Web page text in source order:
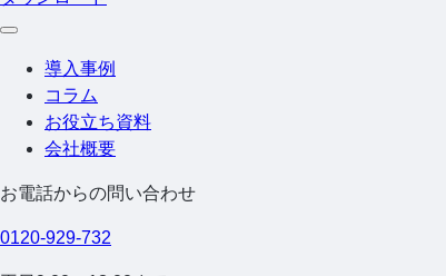
導入事例
コラム
お役立ち資料
会社概要
お電話からの問い合わせ
0120-929-732